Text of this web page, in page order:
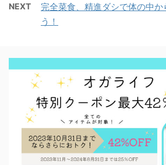
NEXT
完全菜食、精進ダシで体の中か
う！